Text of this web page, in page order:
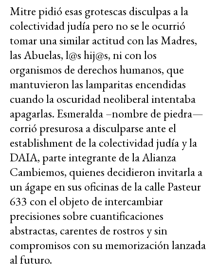
Mitre pidió esas grotescas disculpas a la
colectividad judía pero no se le ocurrió
tomar una similar actitud con las Madres,
las Abuelas, l@s hij@s, ni con los
organismos de derechos humanos, que
mantuvieron las lamparitas encendidas
cuando la oscuridad neoliberal intentaba
apagarlas. Esmeralda –nombre de piedra—
corrió presurosa a disculparse ante el
establishment de la colectividad judía y la
DAIA, parte integrante de la Alianza
Cambiemos, quienes decidieron invitarla a
un ágape en sus oficinas de la calle Pasteur
633 con el objeto de intercambiar
precisiones sobre cuantificaciones
abstractas, carentes de rostros y sin
compromisos con su memorización lanzada
al futuro.